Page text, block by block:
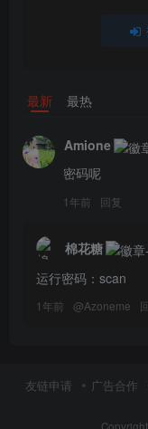
最新 最热
Amione
密码呢
1年前 回复
棉花糖
运行密码：scan
1年前 @Azoneme
友链申请 广告合作